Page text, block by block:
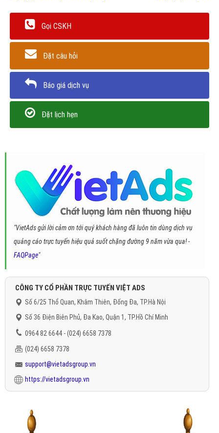
Gọi CSKH
Đặt câu hỏi
Báo giá dịch vụ
Đặt lịch hẹn
"VietAds gửi lời cảm ơn tới quý khách hàng đã luôn tin dùng dịch vụ
quảng cáo trực tuyến hiệu quả suốt chặng đường 9 năm vừa qua! -
FAQPage"
CÔNG TY CỔ PHẦN TRỰC TUYẾN VIỆT ADS
Số 6/25 Thổ Quan, Khâm Thiên, Đống Đa, TP.Hà Nội
Số 36 Điện Biên Phủ, Đa Kao, Quận 1, TP.Hồ Chí Minh
0964 82 6644 - (024) 6658 7378
(024) 6658 7378
support@vietadsgroup.vn
https://vietadsgroup.vn